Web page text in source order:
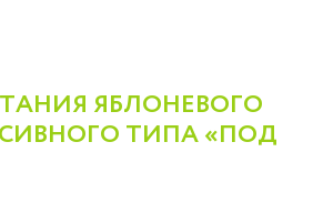
ЯБЛОНЕВОГО
ТИПА «ПОД